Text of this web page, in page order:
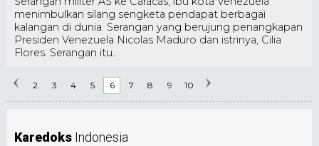
menimbulkan silang sengketa pendapat berbagai
kalangan di dunia. Serangan yang berujung penangkapan
Presiden Venezuela Nicolas Maduro dan istrinya, Cilia
Flores. Serangan itu..
2 3 4 5 6 7 8 9 10
Karedoks Indonesia